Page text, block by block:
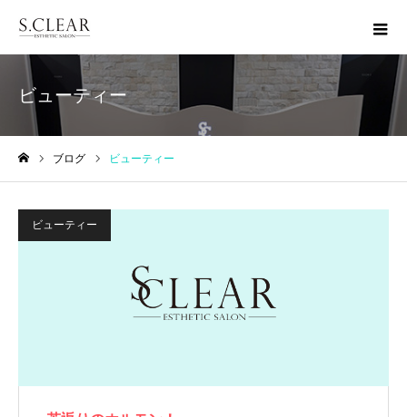
ビューティー
ブログ ビューティー
ビューティー